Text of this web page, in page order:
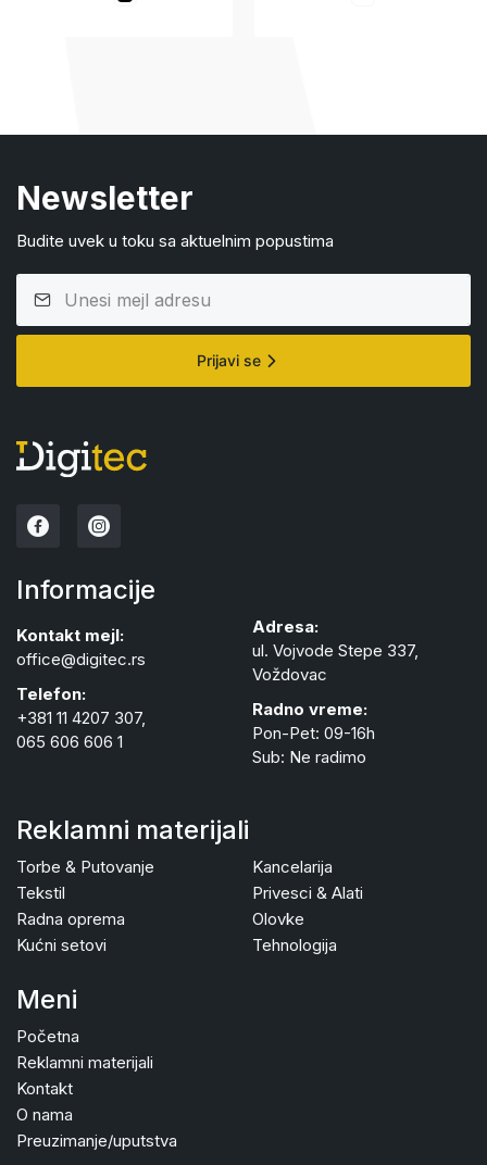
Newsletter
Budite uvek u toku sa aktuelnim popustima
Prijavi se
Informacije
Kontakt mejl:
office@digitec.rs
Telefon:
+381 11 4207 307,
065 606 606 1
Adresa:
ul. Vojvode Stepe 337,
Voždovac
Radno vreme:
Pon-Pet: 09-16h
Sub: Ne radimo
Reklamni materijali
Torbe & Putovanje
Tekstil
Radna oprema
Kućni setovi
Kancelarija
Privesci & Alati
Olovke
Tehnologija
Meni
Početna
Reklamni materijali
Kontakt
O nama
Preuzimanje/uputstva